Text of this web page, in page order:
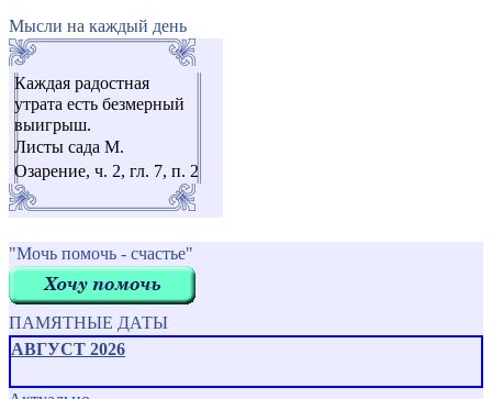
Мысли на каждый день
Каждая радостная
утрата есть безмерный
выигрыш.
Листы сада М.
Озарение, ч. 2, гл. 7, п. 2
"Мочь помочь - счастье"
ПАМЯТНЫЕ ДАТЫ
АВГУСТ 2026